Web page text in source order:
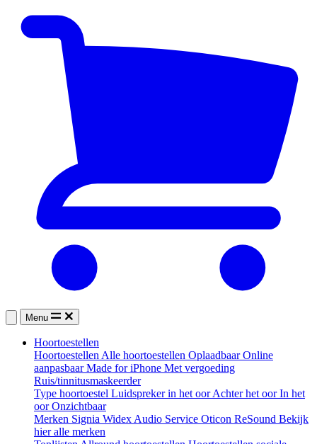
Menu
Hoortoestellen
Hoortoestellen Alle hoortoestellen OplaadbaarOnline
aanpasbaarMade for iPhone Met vergoeding
Ruis/tinnitusmaskeerder
Type hoortoestel Luidspreker in het oorAchter het oorIn het
oorOnzichtbaar
Merken Signia Widex Audio Service Oticon ReSound Bekijk
hier alle merken